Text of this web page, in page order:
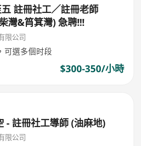
註冊社工／註冊老師
灣&筲箕灣) 急聘!!!
限公司
可選多個时段
$300-350/小時
- 註冊社工導師 (油麻地)
限公司